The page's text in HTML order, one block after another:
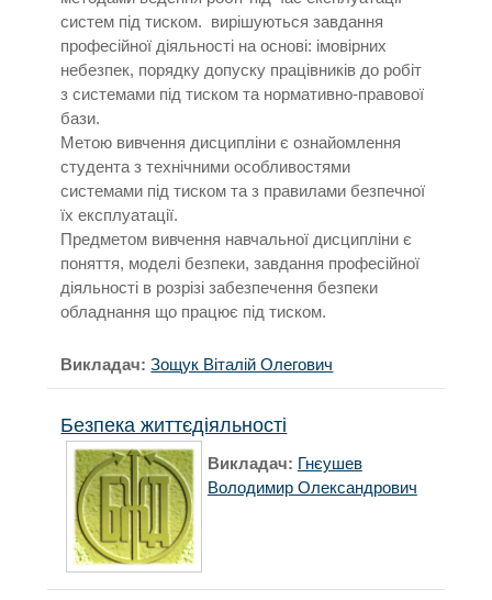
систем під тиском. вирішуються завдання
професійної діяльності на основі: імовірних
небезпек, порядку допуску працівників до робіт
з системами під тиском та нормативно-правової
бази.
Метою вивчення дисципліни є ознайомлення
студента з технічними особливостями
системами під тиском та з правилами безпечної
їх експлуатації.
Предметом вивчення навчальної дисципліни є
поняття, моделі безпеки, завдання професійної
діяльності в розрізі забезпечення безпеки
обладнання що працює під тиском.
Викладач:Зощук Віталій Олегович
Безпека життєдіяльності
Викладач: Гнєушев
Володимир Олександрович